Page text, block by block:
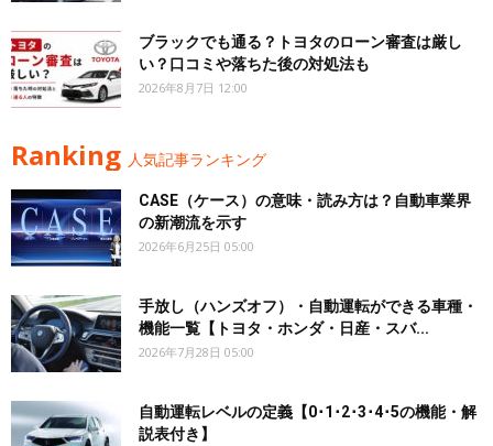
ブラックでも通る？トヨタのローン審査は厳し
い？口コミや落ちた後の対処法も
2026年8月7日 12:00
Ranking 人気記事ランキング
CASE（ケース）の意味・読み方は？自動車業界
の新潮流を示す
2026年6月25日 05:00
手放し（ハンズオフ）・自動運転ができる車種・
機能一覧【トヨタ・ホンダ・日産・スバ...
2026年7月28日 05:00
自動運転レベルの定義【0･1･2･3･4･5の機能・解
説表付き】